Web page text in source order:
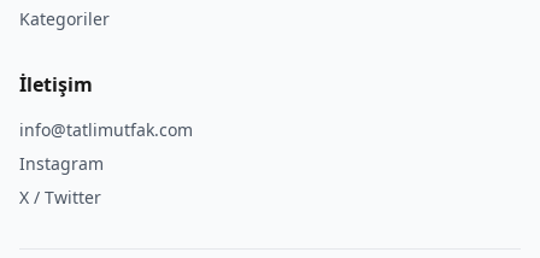
Kategoriler
İletişim
info@tatlimutfak.com
Instagram
X / Twitter